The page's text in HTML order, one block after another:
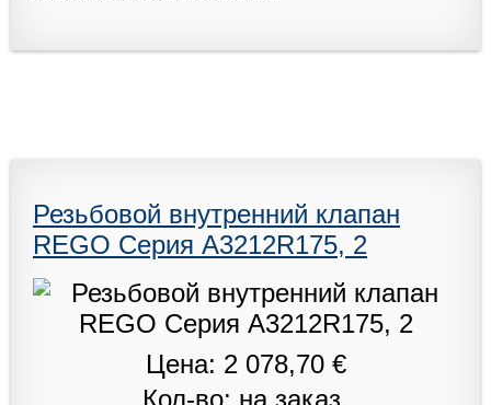
Резьбовой внутренний клапан
REGO Серия A3212R175, 2
Цена: 2 078,70 €
Кол-во: на заказ.